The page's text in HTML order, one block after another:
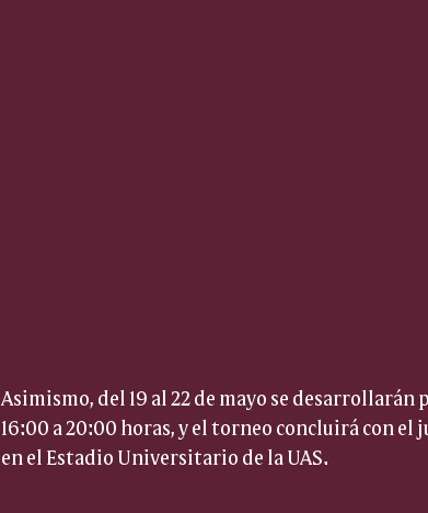
Asimismo, del 19 al 22 de mayo se
16:00 a 20:00 horas, y el torneo concluirá con el
en el Estadio Universitario de la UAS.